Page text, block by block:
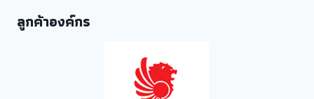
ลูกค้าองค์กร